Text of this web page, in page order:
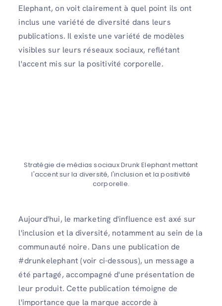
Elephant, on voit clairement à quel point ils ont
inclus une variété de diversité dans leurs
publications. Il existe une variété de modèles
visibles sur leurs réseaux sociaux, reflétant
l'accent mis sur la positivité corporelle.
Stratégie de médias sociaux Drunk Elephant mettant
l'accent sur la diversité, l'inclusion et la positivité
corporelle.
Aujourd'hui, le marketing d'influence est axé sur
l'inclusion et la diversité, notamment au sein de la
communauté noire. Dans une publication de
#drunkelephant (voir ci-dessous), un message a
été partagé, accompagné d'une présentation de
leur produit. Cette publication témoigne de
l'importance que la marque accorde à